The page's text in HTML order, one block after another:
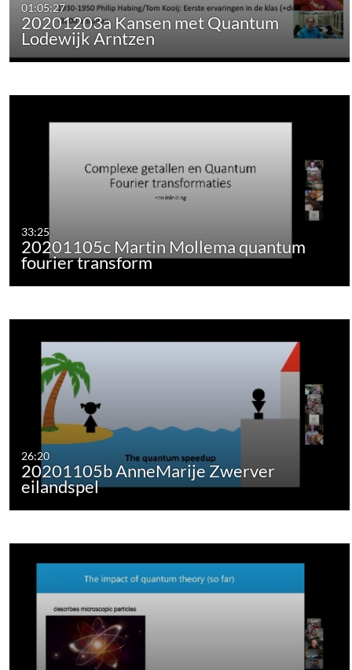
01:05:27
20201203a Kansen met Quantum
Lodewijk Arntzen
33:25
20201105c Martin Mollema quantum
fourier transform
26:20
20201105b AnneMarije Zwerver
eilandspel